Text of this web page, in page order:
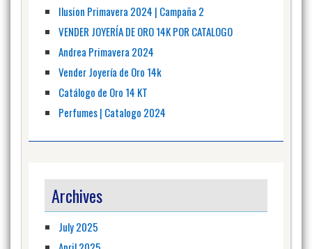
Ilusion Primavera 2024 | Campaña 2
VENDER JOYERÍA DE ORO 14K POR CATALOGO
Andrea Primavera 2024
Vender Joyería de Oro 14k
Catálogo de Oro 14 KT
Perfumes | Catalogo 2024
Archives
July 2025